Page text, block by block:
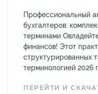
Профессиональный
бухгалтеров:
терминами
финансов! Этот
структурированных
терминологией 2026
ПЕРЕЙТИ И